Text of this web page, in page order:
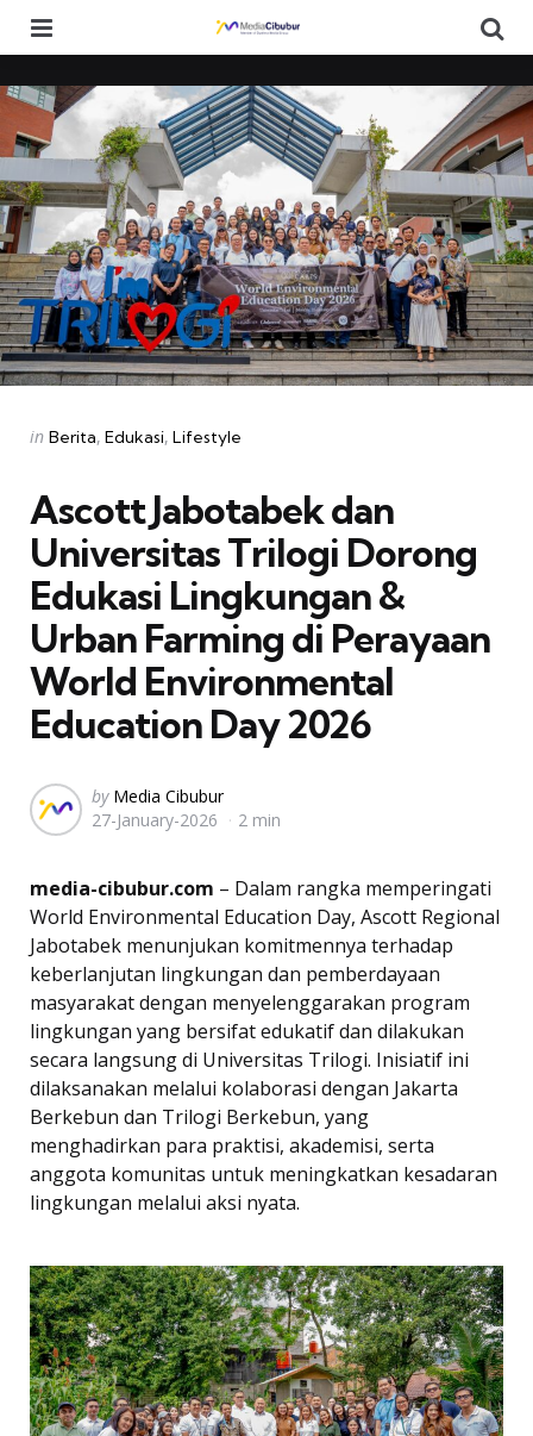
Categories
Posted
in Berita Edukasi Lifestyle
Ascott Jabotabek dan
Universitas Trilogi Dorong
Edukasi Lingkungan &
Urban Farming di Perayaan
World Environmental
Education Day 2026
Posted
by
by Media Cibubur
27-January-2026
2 min
media-cibubur.com – Dalam rangka memperingati
World Environmental Education Day, Ascott Regional
Jabotabek menunjukan komitmennya terhadap
keberlanjutan lingkungan dan pemberdayaan
masyarakat dengan menyelenggarakan program
lingkungan yang bersifat edukatif dan dilakukan
secara langsung di Universitas Trilogi. Inisiatif ini
dilaksanakan melalui kolaborasi dengan Jakarta
Berkebun dan Trilogi Berkebun, yang
menghadirkan para praktisi, akademisi, serta
anggota komunitas untuk meningkatkan kesadaran
lingkungan melalui aksi nyata.